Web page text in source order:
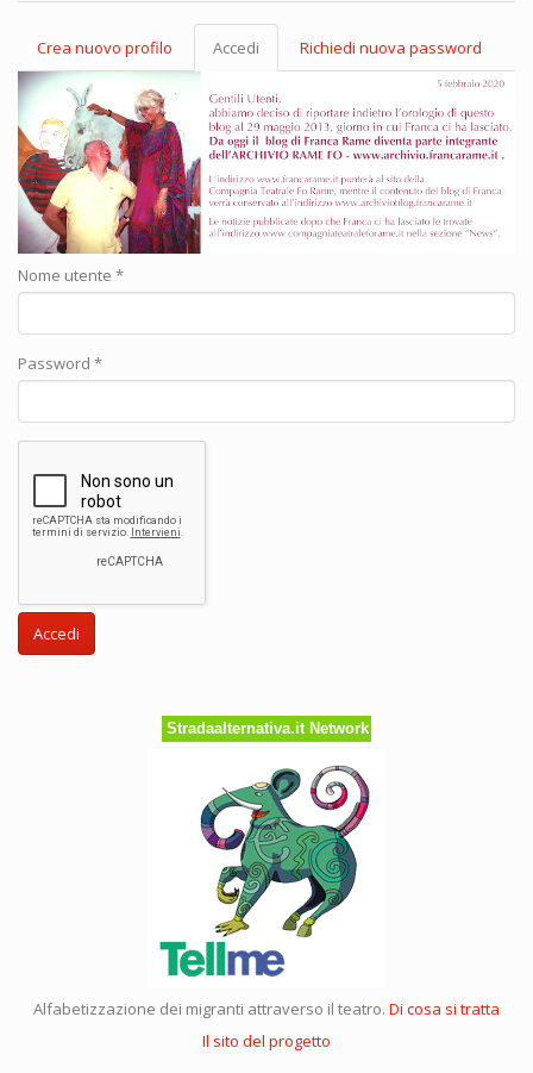
Schede primarie
Crea nuovo profilo Accedi (scheda
attiva)
Richiedi nuova password
Nome utente *
Password *
Accedi
Stradaalternativa.it Network
Alfabetizzazione dei migranti attraverso il teatro. Di cosa si tratta
Il sito del progetto